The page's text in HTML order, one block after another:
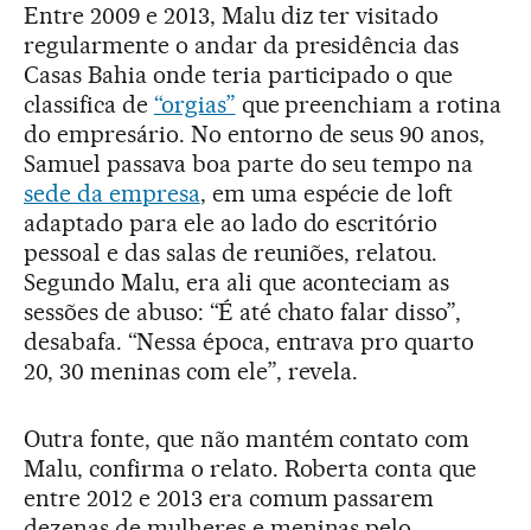
Entre 2009 e 2013, Malu diz ter visitado
regularmente o andar da presidência das
Casas Bahia onde teria participado o que
classifica de “orgias” que preenchiam a rotina
do empresário. No entorno de seus 90 anos,
Samuel passava boa parte do seu tempo na
sede da empresa, em uma espécie de loft
adaptado para ele ao lado do escritório
pessoal e das salas de reuniões, relatou.
Segundo Malu, era ali que aconteciam as
sessões de abuso: “É até chato falar disso”,
desabafa. “Nessa época, entrava pro quarto
20, 30 meninas com ele”, revela.
Outra fonte, que não mantém contato com
Malu, confirma o relato. Roberta conta que
entre 2012 e 2013 era comum passarem